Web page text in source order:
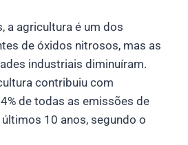
a agricultura é um dos
de óxidos nitrosos, mas as
industriais diminuíram.
contribuiu com
de todas as emissões de
10 anos, segundo o